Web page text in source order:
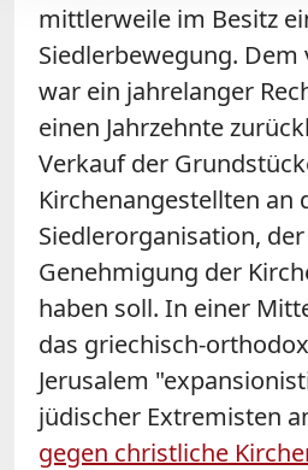
mittlerweile im Besitz
Siedlerbewegung.
war ein jahrelanger
einen Jahrzehnte
Verkauf der
Kirchenangestellten an
Siedlerorganisation,
Genehmigung der
haben soll. In einer
das griechisch-
Jerusalem
jüdischer Extremisten
gegen christliche